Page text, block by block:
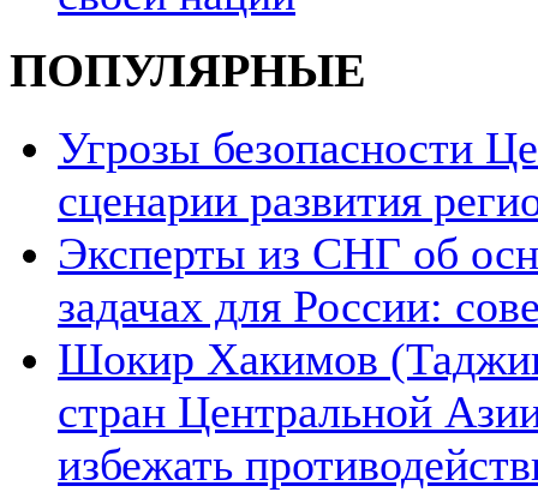
ПОПУЛЯРНЫЕ
Угрозы безопасности
сценарии развития
Эксперты из СНГ об
задачах для России:
Шокир Хакимов
стран Центральной
избежать